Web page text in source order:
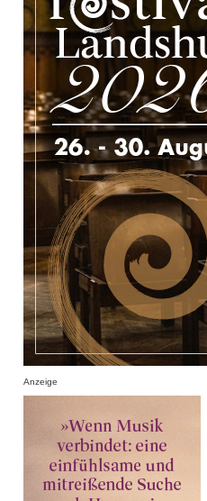
Anzeige